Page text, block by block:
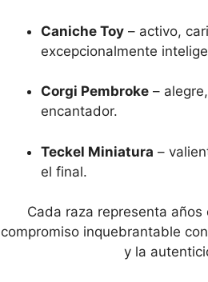
Caniche Toy – activo,
excepcionalmente
Corgi Pembroke –
encantador.
Teckel Miniatura –
el final.
Cada raza representa
compromiso inquebrantable
y la